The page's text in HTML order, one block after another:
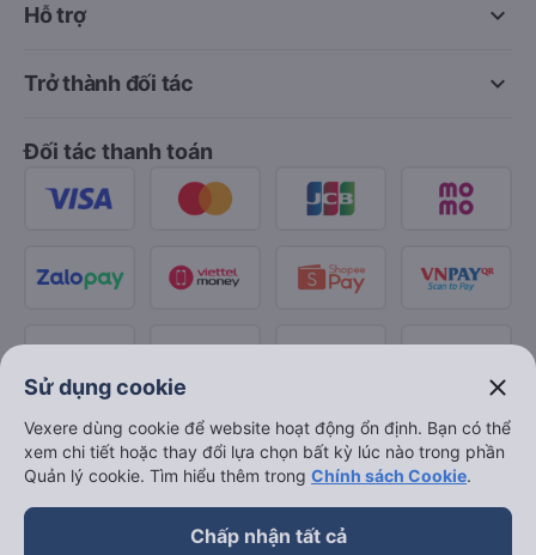
keyboard_arrow_down
Hỗ trợ
keyboard_arrow_down
Trở thành đối tác
Đối tác thanh toán
Sử dụng cookie close
Vexere dùng cookie để website hoạt động ổn định. Bạn có thể
xem chi tiết hoặc thay đổi lựa chọn bất kỳ lúc nào trong phần
Quản lý cookie. Tìm hiểu thêm trong Chính sách Cookie.
Chấp nhận tất cả